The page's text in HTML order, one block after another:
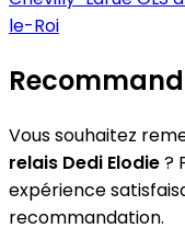
le-Roi
Vous souhaitez
relais Dedi Elodie?
expérience
recommandation.